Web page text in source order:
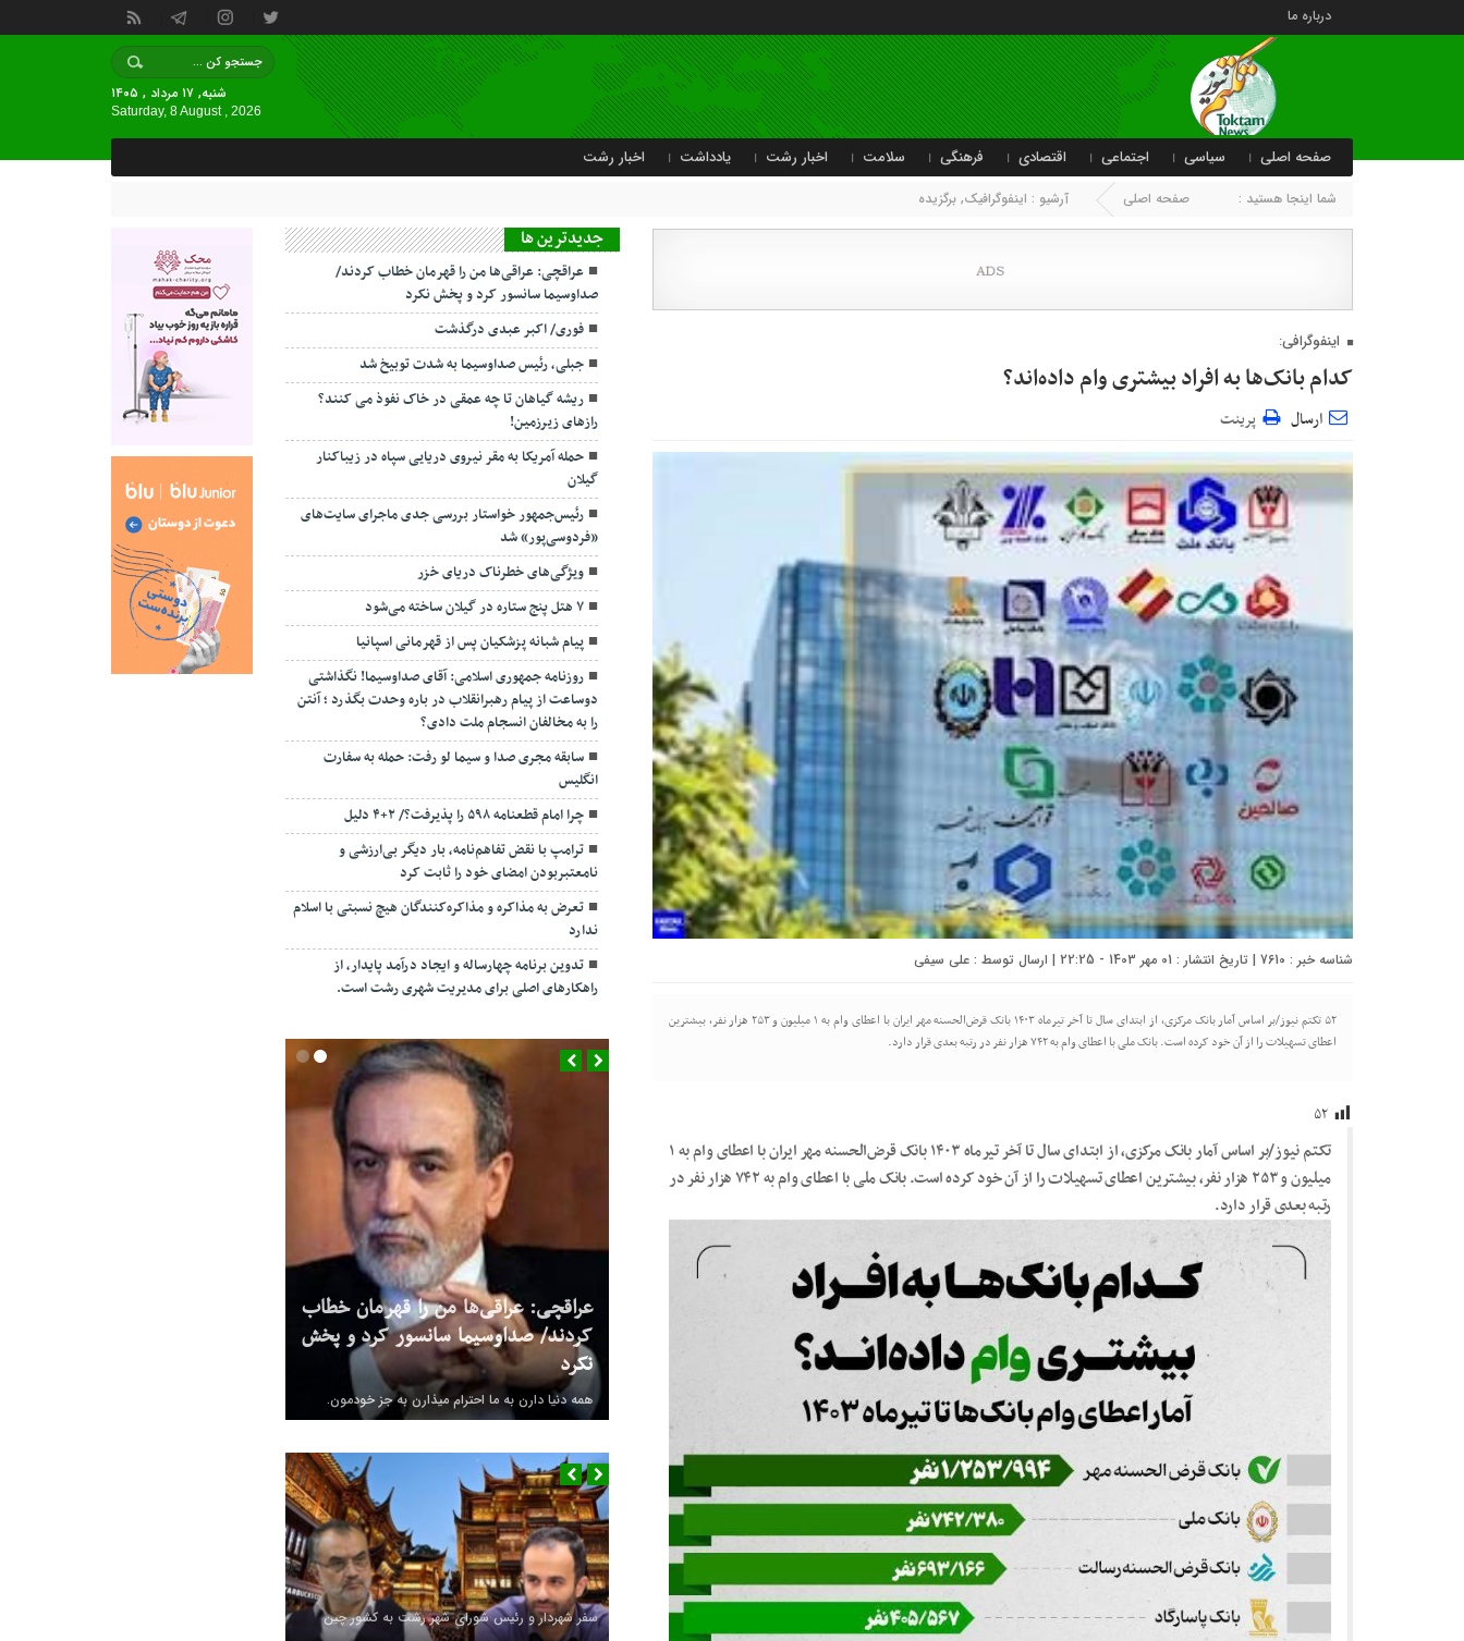
درباره ما
شنبه, ۱۷ مرداد , ۱۴۰۵
Saturday, 8 August , 2026
صفحه اصلی سیاسی اجتماعی اقتصادی فرهنگی سلامت اخبار رشت یادداشت اخبار رشت
شما اینجا هستید : صفحه اصلی آرشیو : اینفوگرافیک, برگزیده
اینفوگرافی:
کدام بانک‌ها به افراد بیشتری وام داده‌اند؟
ارسال پرینت
شناسه خبر : 7610 | تاریخ انتشار : 01 مهر 1403 - 22:25 | ارسال توسط : علی سیفی
۵۲ تکتم نیوز/بر اساس آمار بانک مرکزی، از ابتدای سال تا آخر تیرماه ۱۴۰۳ بانک قرض‌الحسنه مهر ایران با اعطای وام به ۱ میلیون و ۲۵۳ هزار نفر، بیشترین
اعطای تسهیلات را از آن خود کرده است. بانک ملی با اعطای وام به ۷۴۲ هزار نفر در رتبه بعدی قرار دارد.
۵۲
تکتم نیوز/بر اساس آمار بانک مرکزی، از ابتدای سال تا آخر تیرماه ۱۴۰۳ بانک قرض‌الحسنه مهر ایران با اعطای وام به ۱
میلیون و ۲۵۳ هزار نفر، بیشترین اعطای تسهیلات را از آن خود کرده است. بانک ملی با اعطای وام به ۷۴۲ هزار نفر در
رتبه بعدی قرار دارد.
جديدترين ها
عراقچی: عراقی‌ها من را قهرمان خطاب کردند/
صداوسیما سانسور کرد و پخش نکرد
فوری/ اکبر عبدی درگذشت
جبلی، رئیس صداوسیما به شدت توبیخ شد
ریشه گیاهان تا چه عمقی در خاک نفوذ می کنند؟
رازهای زیرزمین!
حمله آمریکا به مقر نیروی دریایی سپاه در زیباکنار
گیلان
رئیس‌جمهور خواستار بررسی جدی ماجرای سایت‌های
«فردوسی‌پور» شد
ویژگی‌های خطرناک دریای خزر
۷ هتل پنج ستاره در گیلان ساخته می‌شود
پیام شبانه پزشکیان پس از قهرمانی اسپانیا
روزنامه جمهوری اسلامی: آقای صداوسیما! نگذاشتی
دوساعت از پیام رهبرانقلاب در باره وحدت بگذرد ؛ آنتن
را به مخالفان انسجام ملت دادی؟
سابقه مجری صدا و سیما لو رفت: حمله به سفارت
انگلیس
چرا امام قطعنامه ۵۹۸ را پذیرفت؟/ ۲+۴ دلیل
ترامپ با نقض تفاهم‌نامه، بار دیگر بی‌ارزشی و
نامعتبربودن امضای خود را ثابت کرد
تعرض به مذاکره و مذاکره‌کنندگان هیچ نسبتی با اسلام
ندارد
تدوین برنامه چهارساله و ایجاد درآمد پایدار، از
راهکارهای اصلی برای مدیریت شهری رشت است.
عراقچی: عراقی‌ها من را قهرمان خطاب
کردند/ صداوسیما سانسور کرد و پخش
نکرد
همه دنیا دارن به ما احترام میذارن به جز خودمون.
سفر شهردار و رئیس شورای شهر رشت به کشور چین